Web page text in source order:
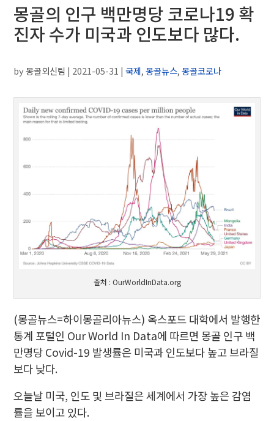
몽골의 인구 백만명당 코로나19 확
진자 수가 미국과 인도보다 많다.
by몽골외신팀 | 2021-05-31 |국제,몽골뉴스,몽골코로나
출처 : OurWorldInData.org
(몽골뉴스=하이몽골리아뉴스) 옥스포드 대학에서 발행한
통계 포털인 Our World In Data에 따르면 몽골 인구 백
만명당 Covid-19 발생률은 미국과 인도보다 높고 브라질
보다 낮다.
오늘날 미국, 인도 및 브라질은 세계에서 가장 높은 감염
률을 보이고 있다.